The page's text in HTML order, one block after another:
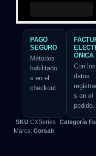
PAGO
SEGURO
Métodos
habilitado
s en el
checkout.
ÓNICA
Con los
datos
s en el
pedido.
SKU CXSeries Categoría
Marca: Corsair